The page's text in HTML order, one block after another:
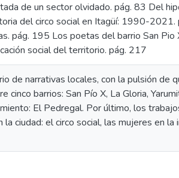
de un sector olvidado. pág. 83 Del
del circo social en Itagüí: 1990-2021.
pág. 195 Los poetas del barrio San Pio
social del territorio. pág. 217
de narrativas locales, con la pulsión de
barrios: San Pío X, La Gloria,
El Pedregal. Por último, los
ciudad: el circo social, las mujeres en la